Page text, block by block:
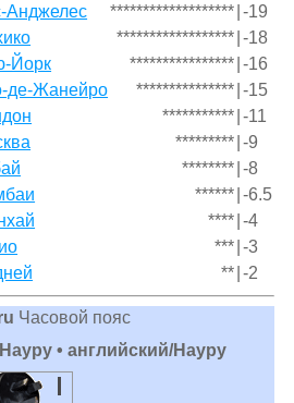
Анджелес ******************* -19
****************** -18
Йорк
**************** -16
де-Жанейро
*************** -15
*********** -11
********* -9
******** -8
****** -6.5
**** -4
*** -3
** -2
Часовой пояс
• английский/Науру